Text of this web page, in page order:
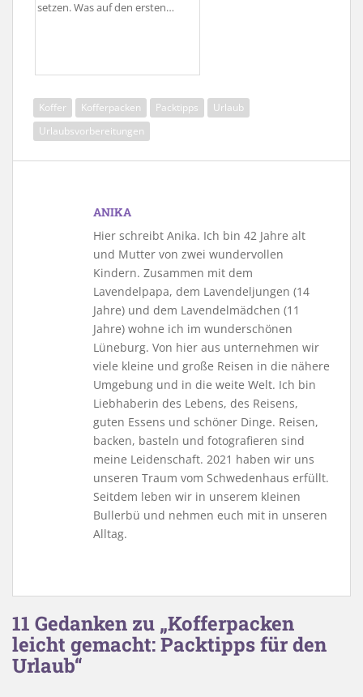
setzen. Was auf den ersten…
Koffer Kofferpacken Packtipps
Urlaub
Urlaubsvorbereitungen
ANIKA
Hier schreibt Anika. Ich bin 42 Jahre alt
und Mutter von zwei wundervollen
Kindern. Zusammen mit dem
Lavendelpapa, dem Lavendeljungen (14
Jahre) und dem Lavendelmädchen (11
Jahre) wohne ich im wunderschönen
Lüneburg. Von hier aus unternehmen wir
viele kleine und große Reisen in die nähere
Umgebung und in die weite Welt. Ich bin
Liebhaberin des Lebens, des Reisens,
guten Essens und schöner Dinge. Reisen,
backen, basteln und fotografieren sind
meine Leidenschaft. 2021 haben wir uns
unseren Traum vom Schwedenhaus erfüllt.
Seitdem leben wir in unserem kleinen
Bullerbü und nehmen euch mit in unseren
Alltag.
11 Gedanken zu „Kofferpacken
leicht gemacht: Packtipps für den
Urlaub“